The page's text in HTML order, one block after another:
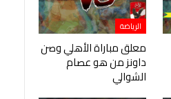
الرياضة
معلق مباراة الأهلي وصن
داونز من هو عصام
الشوالي